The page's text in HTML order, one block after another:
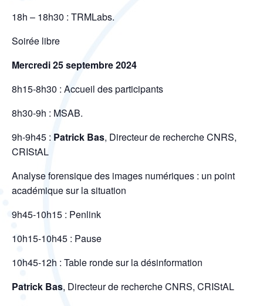
18h – 18h30 : TRMLabs.
Soirée libre
Mercredi 25 septembre 2024
8h15-8h30 : Accueil des participants
8h30-9h : MSAB.
9h-9h45 : Patrick Bas, Directeur de recherche CNRS,
CRIStAL
Analyse forensique des images numériques : un point
académique sur la situation
9h45-10h15 : Penlink
10h15-10h45 : Pause
10h45-12h : Table ronde sur la désinformation
Patrick Bas, Directeur de recherche CNRS, CRIStAL